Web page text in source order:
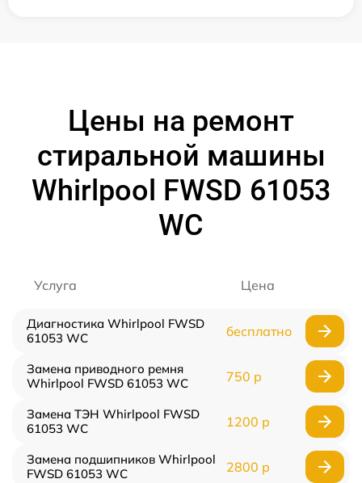
Цены на ремонт
стиральной машины
Whirlpool FWSD 61053
WC
Услуга Цена
Диагностика Whirlpool FWSD
61053 WC
бесплатно
Замена приводного ремня
Whirlpool FWSD 61053 WC
750 р
Замена ТЭН Whirlpool FWSD
61053 WC
1200 р
Замена подшипников Whirlpool
FWSD 61053 WC
2800 р